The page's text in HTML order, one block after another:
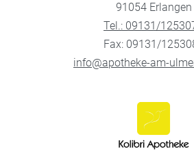
91054 Erlangen
Tel.: 09131/
Fax: 09131/
info@apotheke-am-